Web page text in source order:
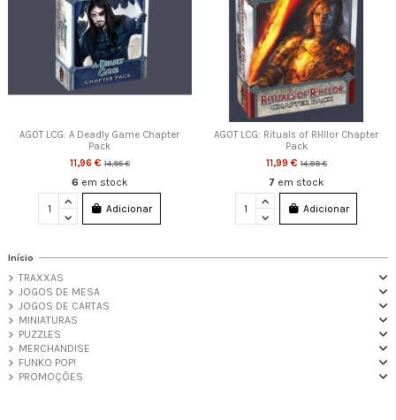
AGOT LCG: A Deadly Game Chapter
Pack
11,96 €14,95 €
6 em stock
Adicionar
AGOT LCG: Rituals of RHllor Chapter
Pack
11,99 €14,99 €
7 em stock
Adicionar
Início
TRAXXAS
JOGOS DE MESA
JOGOS DE CARTAS
MINIATURAS
PUZZLES
MERCHANDISE
FUNKO POP!
PROMOÇÕES